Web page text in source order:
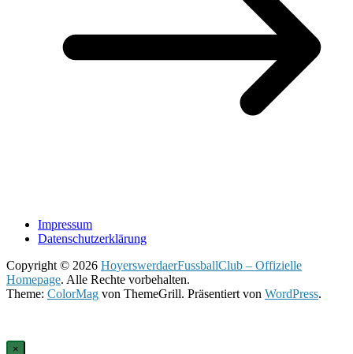
Impressum
Datenschutzerklärung
Copyright © 2026 HoyerswerdaerFussballClub – Offizielle
Homepage. Alle Rechte vorbehalten.
Theme: ColorMag von ThemeGrill. Präsentiert von WordPress.
×